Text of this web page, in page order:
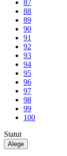
87
88
89
90
91
92
93
94
95
96
97
98
99
100
Statut
Alege